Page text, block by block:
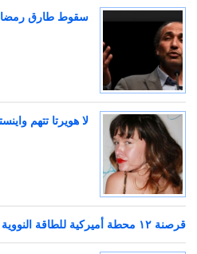
سقوط طارق
لا هويرتا تتهم
قرصنة ١٢ محطة أميركية للطاقة النووية